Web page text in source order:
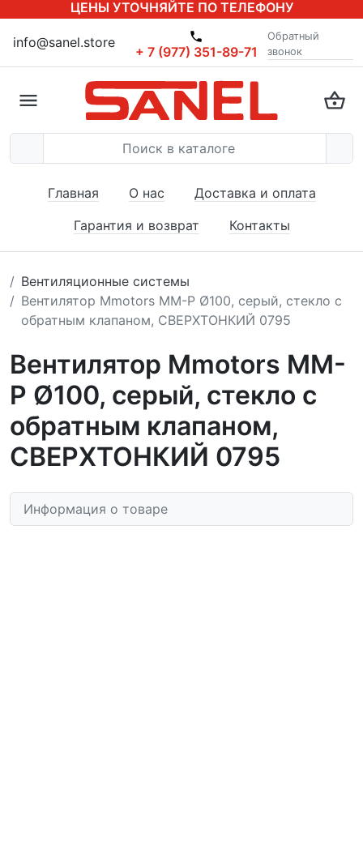
ЦЕНЫ УТОЧНЯЙТЕ ПО ТЕЛЕФОНУ
info@sanel.store
+ 7 (977) 351-89-71
Обратный
звонок
Главная О нас
Доставка и оплата
Гарантия и возврат
Контакты
Вентиляционные системы
Вентилятор Mmotors MM-P Ø100, серый, стекло с
обратным клапаном, СВЕРХТОНКИЙ 0795
Вентилятор Mmotors MM-
P Ø100, серый, стекло с
обратным клапаном,
СВЕРХТОНКИЙ 0795
Информация о товаре